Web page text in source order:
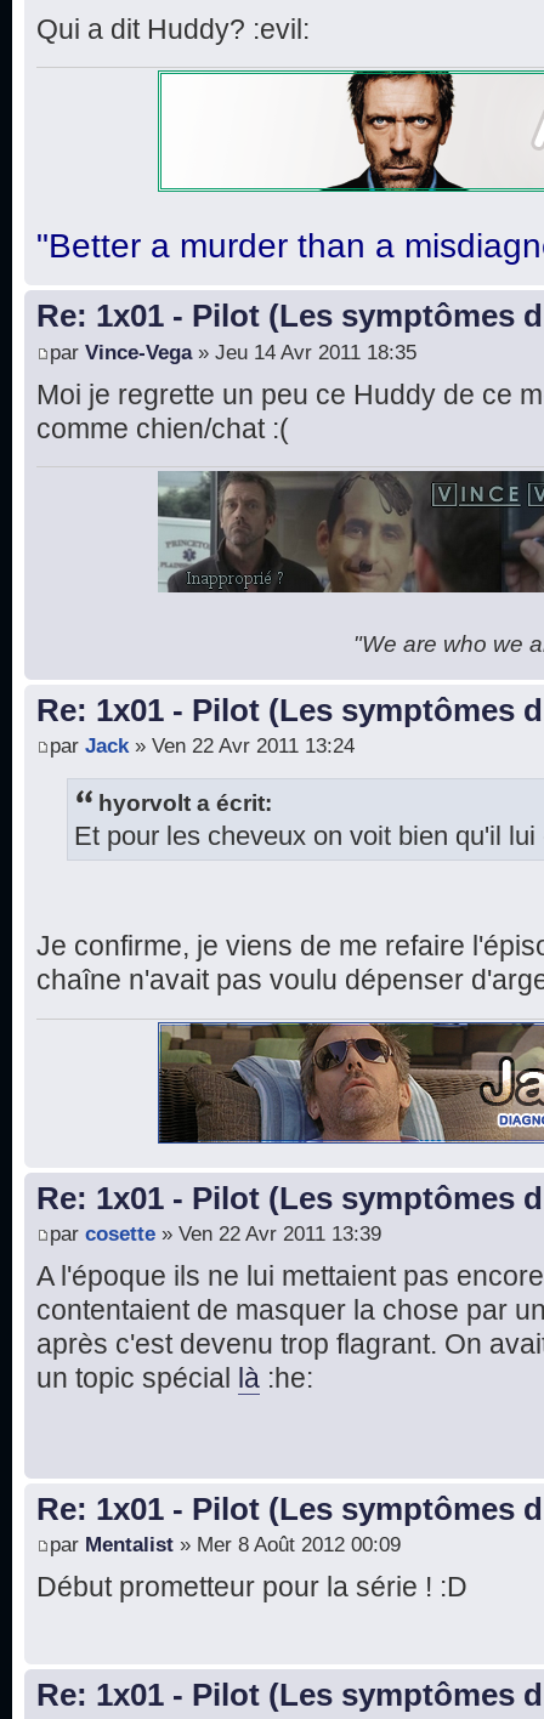
Qui a dit Huddy? :evil:
"Better a murder than a
Re: 1x01 - Pilot (Les symptômes
par Vince-Vega» Jeu 14 Avr 2011 18:35
Moi je regrette un peu ce Huddy de ce
comme chien/chat :(
"We are who we
Re: 1x01 - Pilot (Les symptômes
par Jack» Ven 22 Avr 2011 13:24
hyorvolt a écrit:
Et pour les cheveux on voit bien qu'il lui
Je confirme, je viens de me refaire
chaîne n'avait pas voulu dépenser
Re: 1x01 - Pilot (Les symptômes
par cosette » Ven 22 Avr 2011 13:39
A l'époque ils ne lui mettaient pas
contentaient de masquer la chose par
après c'est devenu trop flagrant. On
un topic spécial
là :he:
Re: 1x01 - Pilot (Les symptômes
par Mentalist » Mer 8 Août 2012 00:09
Début prometteur pour la série ! :D
Re: 1x01 - Pilot (Les symptômes